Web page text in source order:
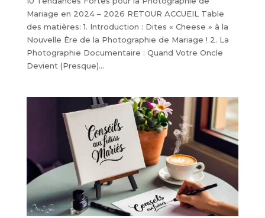
Mariage en 2024 – 2026 RETOUR ACCUEIL Table
des matières: 1. Introduction : Dites « Cheese » à la
Nouvelle Ère de la Photographie de Mariage ! 2. La
Photographie Documentaire : Quand Votre Oncle
Devient (Presque)...